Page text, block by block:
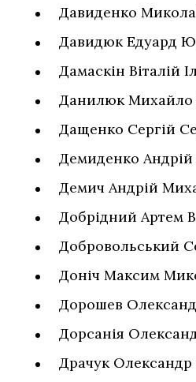
Давиденко
Давидюк Едуард
Дамаскін Віталій
Данилюк Михайло
Дащенко Сергій
Демиденко
Демич Андрій
Добрідний Артем
Добровольський
Доніч Максим
Дорошев
Дорсанія
Драчук